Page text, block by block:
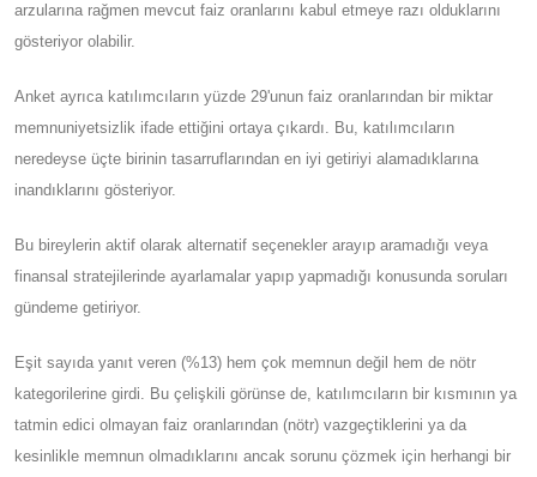
arzularına rağmen mevcut faiz oranlarını kabul etmeye razı olduklarını
gösteriyor olabilir.
Anket ayrıca katılımcıların yüzde 29'unun faiz oranlarından bir miktar
memnuniyetsizlik ifade ettiğini ortaya çıkardı. Bu, katılımcıların
neredeyse üçte birinin tasarruflarından en iyi getiriyi alamadıklarına
inandıklarını gösteriyor.
Bu bireylerin aktif olarak alternatif seçenekler arayıp aramadığı veya
finansal stratejilerinde ayarlamalar yapıp yapmadığı konusunda soruları
gündeme getiriyor.
Eşit sayıda yanıt veren (%13) hem çok memnun değil hem de nötr
kategorilerine girdi. Bu çelişkili görünse de, katılımcıların bir kısmının ya
tatmin edici olmayan faiz oranlarından (nötr) vazgeçtiklerini ya da
kesinlikle memnun olmadıklarını ancak sorunu çözmek için herhangi bir